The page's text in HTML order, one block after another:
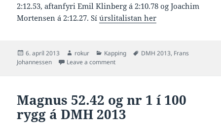
2:12.53, aftanfyri Emil Klinberg á 2:10.78 og Joachim
Mortensen á 2:12.27. Síúrslitalistan her
Posted
on
6. apríl 2013 Author
rokur Categories
Kapping Tags
DMH 2013, Frans
Johannessen
Leave a commenton Frans 2:12.53 og nr 3 í 200 bringu
Magnus 52.42 og nr 1 í 100
rygg á DMH 2013